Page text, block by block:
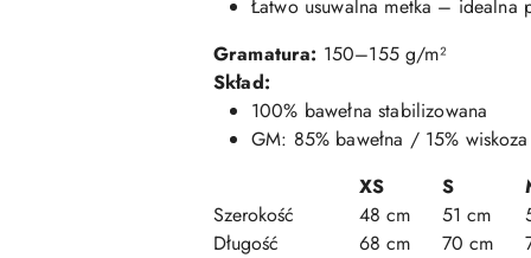
Łatwo usuwalna metka – idealna
Gramatura: 150–155 g/m²
Skład:
100% bawełna stabilizowana
GM: 85% bawełna / 15% wiskoza
XS
S
Szerokość
48 cm 51 cm
Długość
68 cm 70 cm